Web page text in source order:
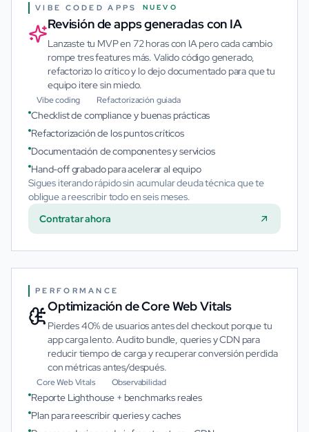
VIBE CODED APPS NUEVO
Revisión de apps generadas con IA
Lanzaste tu MVP en 72 horas con IA pero cada cambio
rompe tres features más. Valido código generado,
refactorizo lo crítico y lo dejo documentado para que tu
equipo itere sin miedo.
Vibe coding Refactorización guiada
Checklist de compliance y buenas prácticas
Refactorización de los puntos críticos
Documentación de componentes y servicios
Hand-off grabado para acelerar al equipo
Sigues iterando rápido sin acumular deuda técnica que te
obligue a reescribir todo en seis meses.
Contratar ahora
PERFORMANCE
Optimización de Core Web Vitals
Pierdes 40% de usuarios antes del checkout porque tu
app carga lento. Audito bundle, queries y CDN para
reducir tiempo de carga y recuperar conversión perdida
con métricas antes/después.
Core Web Vitals Observabilidad
Reporte Lighthouse + benchmarks reales
Plan para reescribir queries y caches